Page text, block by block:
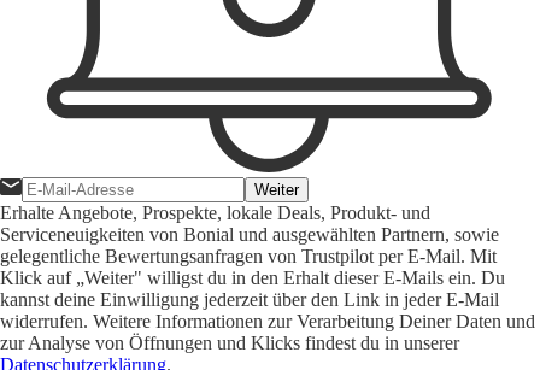
Weiter
Erhalte Angebote, Prospekte, lokale Deals, Produkt- und
Serviceneuigkeiten von Bonial und ausgewählten Partnern, sowie
gelegentliche Bewertungsanfragen von Trustpilot per E-Mail. Mit
Klick auf „Weiter" willigst du in den Erhalt dieser E-Mails ein. Du
kannst deine Einwilligung jederzeit über den Link in jeder E-Mail
widerrufen. Weitere Informationen zur Verarbeitung Deiner Daten und
zur Analyse von Öffnungen und Klicks findest du in unserer
Datenschutzerklärung.